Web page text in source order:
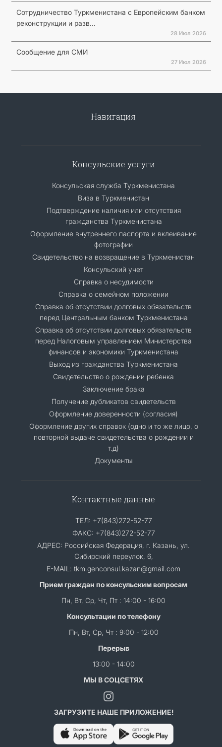
Сотрудничество Туркменистана с Европейским банком
реконструкции и разв...
28 Июл 2026
Сообщение для СМИ
27 Июл 2026
Навигация
Консульские услуги
Консульская служба Туркменистана
Виза в Туркменистан
Подтверждение наличия или отсутствия
гражданства Туркменистана
Оформление внутреннего паспорта и вклеивание
фотографии
Свидетельство на возвращение в Туркменистан
Консульский учет
Справка о несудимости
Справка о семейном положении
Cправка об отсутствии долговых обязательств
перед Центральным банком Туркменистана
Справка об отсутствии долговых обязательств
перед Налоговым управлением Министерства
финансов и экономики Туркменистана
Выход из гражданства Туркменистана
Свидетельство о рождении ребенка
Заключение брака
Получение дубликатов свидетельств
Оформление доверенности (согласия)
Оформление других справок (одно и то же лицо, о
повторной выдаче свидетельства о рождении и
т.д)
Документы
Контактные данные
ТЕЛ: +7(843)272-52-77
ФАКС: +7(843)272-52-77
АДРЕС: Российская Федерация, г. Казань, ул.
Сибирский переулок, 6,
E-MAIL: tkm.genconsul.kazan@gmail.com
Прием граждан по консульским вопросам
Пн, Вт, Ср, Чт, Пт : 14:00 - 16:00
Консультации по телефону
Пн, Вт, Ср, Чт : 9:00 - 12:00
Перерыв
13:00 - 14:00
МЫ В СОЦСЕТЯХ
ЗАГРУЗИТЕ НАШЕ ПРИЛОЖЕНИЕ!